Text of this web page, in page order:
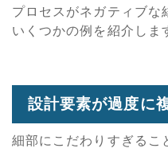
プロセスがネガティブな
いくつかの例を紹介しま
設計要素が過度に
細部にこだわりすぎるこ